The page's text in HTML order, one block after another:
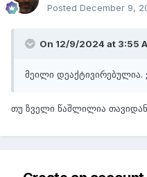
Posted December 9,
On 12/9/2024 at 3:55
მეილი დეაქტივირებულია.
თუ ზველი წაშლილია თავიდან